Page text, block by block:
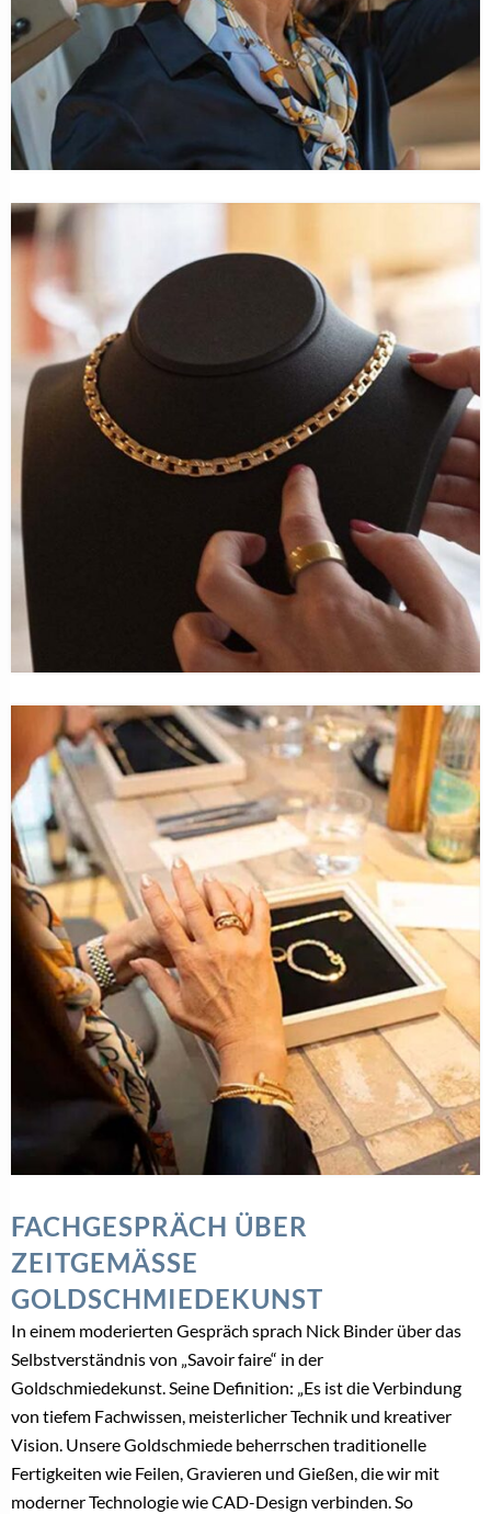
FACHGESPRÄCH ÜBER
ZEITGEMÄSSE G
OLDSCHMIEDEKUNST
In einem moderierten Gespräch sprach Nick Binder über das
Selbstverständnis von „Savoir faire“ in der
Goldschmiedekunst. Seine Definition: „Es ist die Verbindung
von tiefem Fachwissen, meisterlicher Technik und kreativer
Vision. Unsere Goldschmiede beherrschen traditionelle
Fertigkeiten wie Feilen, Gravieren und Gießen, die wir mit
moderner Technologie wie CAD-Design verbinden. So